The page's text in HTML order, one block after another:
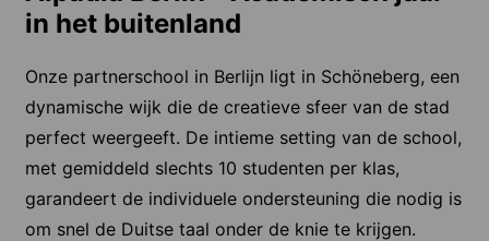
in het buitenland
Onze partnerschool in Berlijn ligt in Schöneberg, een
dynamische wijk die de creatieve sfeer van de stad
perfect weergeeft. De intieme setting van de school,
met gemiddeld slechts 10 studenten per klas,
garandeert de individuele ondersteuning die nodig is
om snel de Duitse taal onder de knie te krijgen.